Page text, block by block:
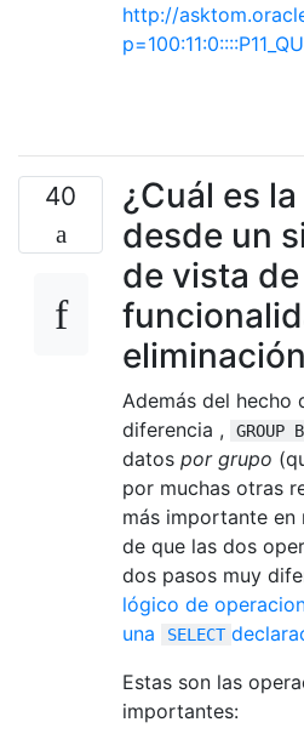
http://
40
¿Cuál es
desde un
de vista de
Además del hecho
diferencia ,
GROUP
datos por grupo
por muchas otras
más importante en
de que las dos
dos pasos muy
lógico de
una
SELECT
Estas son las
importantes: